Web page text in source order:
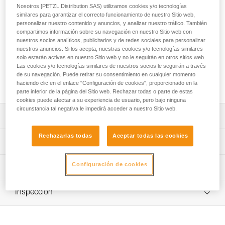
Tornillos de recambio para CAPTIV ADJUST (pack de 2)
Tornillos de recambio para barra de sujeción CAPTIV
ADJUST, pack de 2 unidades.
Solicite pieza a servicio postventa
Tornillo de recambio compatible con la barra de sujeción
CAPTIV ADJUST (M095AA00).
Características por referencia
Garantía : 3 Años
Información técnica
FAQ
Inspección
Nosotros [PETZL Distribution SAS) utilizamos cookies y/o tecnologías
similares para garantizar el correcto funcionamiento de nuestro Sitio web,
personalizar nuestro contenido y anuncios, y analizar nuestro tráfico. También
compartimos información sobre su navegación en nuestro Sitio web con
nuestros socios analíticos, publicitarios y de redes sociales para personalizar
nuestros anuncios. Si los acepta, nuestras cookies y/o tecnologías similares
solo estarán activas en nuestro Sitio web y no le seguirán en otros sitios web.
Las cookies y/o tecnologías similares de nuestros socios le seguirán a través
de su navegación. Puede retirar su consentimiento en cualquier momento
haciendo clic en el enlace "Configuración de cookies", proporcionado en la
parte inferior de la página del Sitio web. Rechazar todas o parte de estas
cookies puede afectar a su experiencia de usuario, pero bajo ninguna
circunstancia tal negativa le impedirá acceder a nuestro Sitio web.
Rechazarlas todas Aceptar todas las cookies
Configuración de cookies